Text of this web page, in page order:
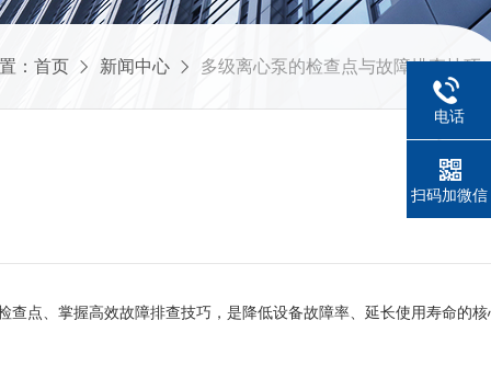
： 首页 新闻中心 多级离心泵的检查点与故障排查技巧
点、掌握高效故障排查技巧，是降低设备故障率、延长使用寿命的
电话
扫码加微信